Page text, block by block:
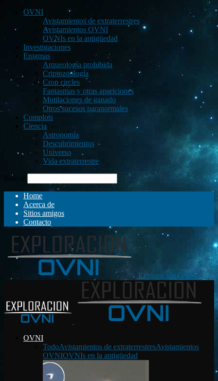
OVNI
Avistamientos de extraterrestres
Avistamientos OVNI
OVNIs en la antigüedad
Investigaciones
Enigmas
Arqueología prohibida
Criptozoología
Crop circles
Fantasmas y otras apariciones
Mutilaciones de ganado
Otros sucesos paranormales
Complots
Ciencia
Astronomía
Descubrimientos
Universo
Vida extraterrestre
Buscar
Home
Acerca de
Sitios amigos
Contacto
Exploración OVNI
OVNI
TodoAvistamientos de extraterrestresAvistamientos
OVNIOVNIs en la antigüedad